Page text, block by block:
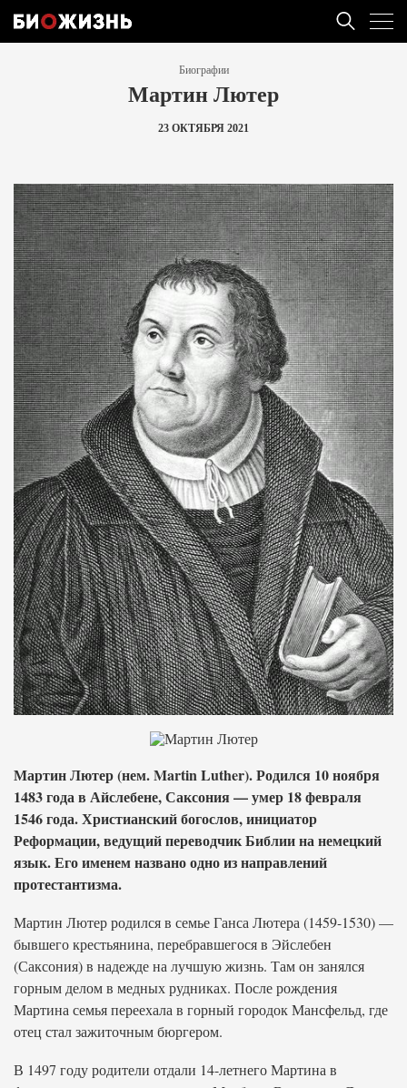
Биографии
Мартин Лютер
23 ОКТЯБРЯ 2021
Мартин Лютер (нем. Martin Luther). Родился 10 ноября
1483 года в Айслебене, Саксония — умер 18 февраля
1546 года. Христианский богослов, инициатор
Реформации, ведущий переводчик Библии на немецкий
язык. Его именем названо одно из направлений
протестантизма.
Мартин Лютер родился в семье Ганса Лютера (1459-1530) —
бывшего крестьянина, перебравшегося в Эйслебен
(Саксония) в надежде на лучшую жизнь. Там он занялся
горным делом в медных рудниках. После рождения
Мартина семья переехала в горный городок Мансфельд, где
отец стал зажиточным бюргером.
В 1497 году родители отдали 14-летнего Мартина в